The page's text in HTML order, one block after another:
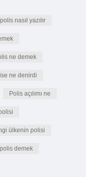
nasıl yazılır
ne demek
ne denirdi
Polis açılımı ne
ülkenin polisi
demek